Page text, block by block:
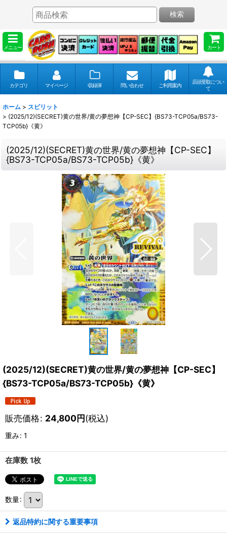
メニュー カート
検索
カテゴリ マイページ 収録弾 問い合わせ ご利用案内
店頭受取につい
て
ホーム > スピリット
> (2025/12)(SECRET)黄の世界/黄の夢想神【CP-SEC】{BS73-TCP05a/BS73-
TCP05b}《黄》
(2025/12)(SECRET)黄の世界/黄の夢想神【CP-SEC】
{BS73-TCP05a/BS73-TCP05b}《黄》
(2025/12)(SECRET)黄の世界/黄の夢想神【CP-SEC】
{BS73-TCP05a/BS73-TCP05b}《黄》
販売価格: 24,800円(税込)
重み: 1
在庫数 1枚
数量:
返品特約に関する重要事項